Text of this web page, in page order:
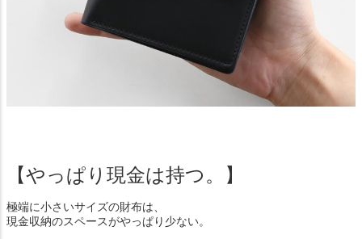
【やっぱり現金は持つ。】
極端に小さいサイズの財布は、
現金収納のスペースがやっぱり少ない。